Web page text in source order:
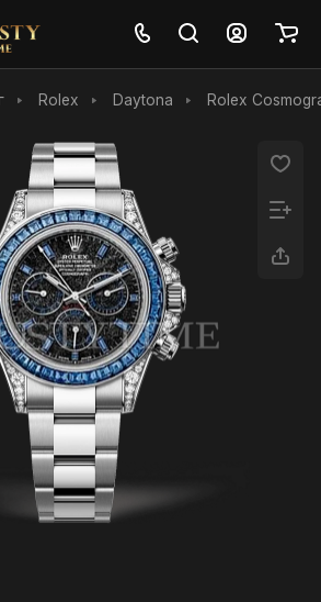
Rolex Daytona Rolex